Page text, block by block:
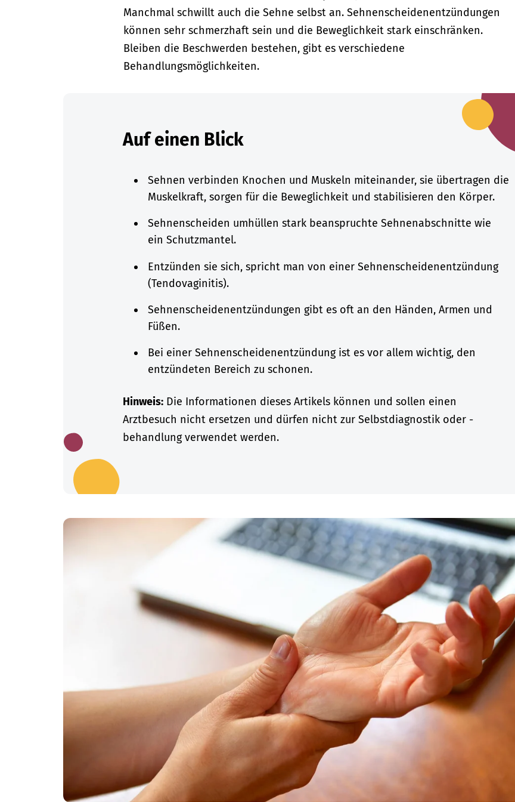
Manchmal schwillt auch die Sehne selbst an. Sehnenscheidenentzündungen
können sehr schmerzhaft sein und die Beweglichkeit stark einschränken.
Bleiben die Beschwerden bestehen, gibt es verschiedene
Behandlungsmöglichkeiten.
Auf einen Blick
Sehnen verbinden Knochen und Muskeln miteinander, sie übertragen die
Muskelkraft, sorgen für die Beweglichkeit und stabilisieren den Körper.
Sehnenscheiden umhüllen stark beanspruchte Sehnenabschnitte wie
ein Schutzmantel.
Entzünden sie sich, spricht man von einer Sehnenscheidenentzündung
(Tendovaginitis).
Sehnenscheidenentzündungen gibt es oft an den Händen, Armen und
Füßen.
Bei einer Sehnenscheidenentzündung ist es vor allem wichtig, den
entzündeten Bereich zu schonen.
Hinweis: Die Informationen dieses Artikels können und sollen einen
Arztbesuch nicht ersetzen und dürfen nicht zur Selbstdiagnostik oder -
behandlung verwendet werden.